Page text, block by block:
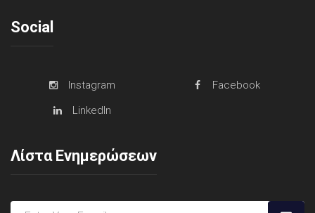
Social
Instagram
Facebook
LinkedIn
Λίστα Ενημερώσεων